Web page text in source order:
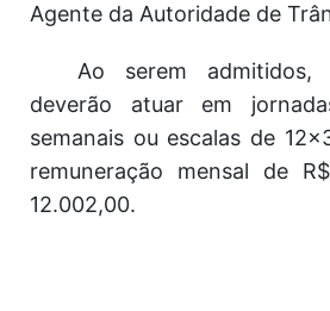
Agente da Autoridade de
Ao serem admitidos,
deverão atuar em
semanais ou escalas de
remuneração mensal de
12.002,00.